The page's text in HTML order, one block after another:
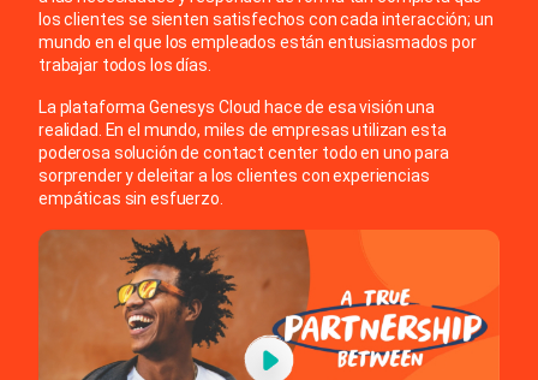
los clientes se sienten satisfechos con cada interacción; un
mundo en el que los empleados están entusiasmados por
trabajar todos los días.
La plataforma Genesys Cloud hace de esa visión una
realidad. En el mundo, miles de empresas utilizan esta
poderosa solución de contact center todo en uno para
sorprender y deleitar a los clientes con experiencias
empáticas sin esfuerzo.